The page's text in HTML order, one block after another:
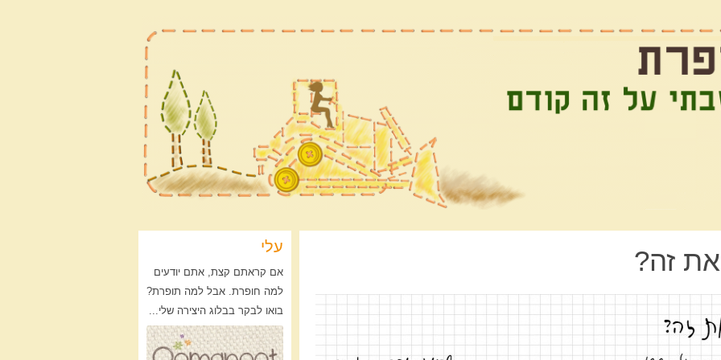
זה? עלי
אם קראתם קצת, אתם יודעים
למה חופרת. אבל למה תופרת?
בואו לבקר בבלוג היצירה שלי...